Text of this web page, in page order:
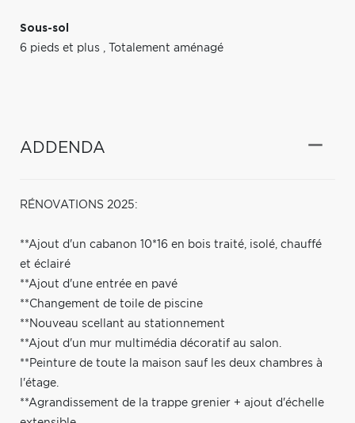
Sous-sol
6 pieds et plus , Totalement aménagé
ADDENDA
RÉNOVATIONS 2025:
**Ajout d'un cabanon 10*16 en bois traité, isolé, chauffé
et éclairé
**Ajout d'une entrée en pavé
**Changement de toile de piscine
**Nouveau scellant au stationnement
**Ajout d'un mur multimédia décoratif au salon.
**Peinture de toute la maison sauf les deux chambres à
l'étage.
**Agrandissement de la trappe grenier + ajout d'échelle